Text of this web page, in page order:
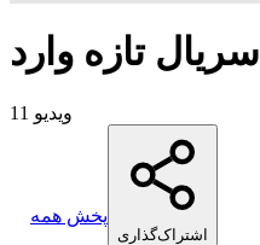
سریال تازه وارد
11 ویدیو
پخش همه
اشتراک‌گذاری